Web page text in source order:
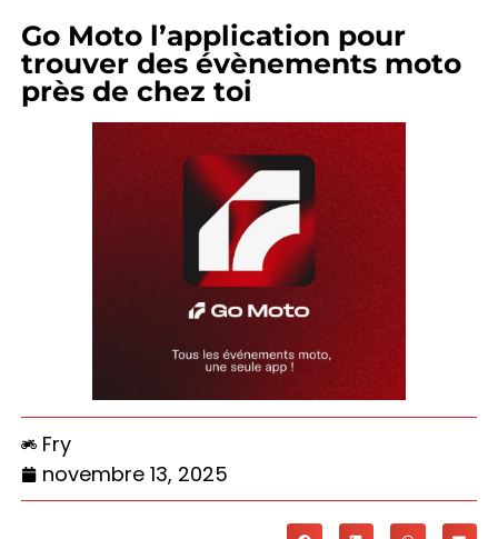
Go Moto l’application pour
trouver des évènements moto
près de chez toi
Fry
novembre 13, 2025